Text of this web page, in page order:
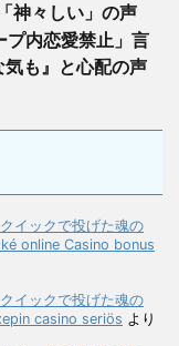
神々しい」の声
プ内恋愛禁止」言
も』と心配の声
イックで投げた魂の
online Casino bonus
イックで投げた魂の
casino seriös より